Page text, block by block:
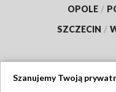
OPOLE /
SZCZECIN /
Szanujemy Twoją